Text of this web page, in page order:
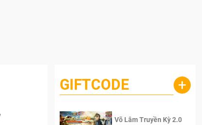
GIFTCODE +
Võ Lâm Truyền Kỳ 2.0